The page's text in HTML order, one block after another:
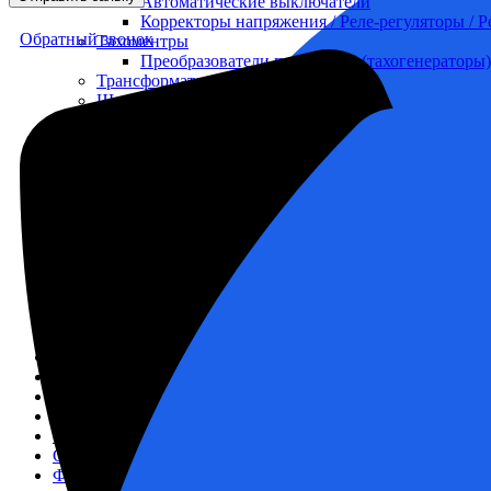
Корректоры напряжения / Реле-регуляторы
Тахоментры
Преобразователи первичные (тахогенераторы)
Трансформаторы
Щитовые приборы
Ампервольтметры / Вольтамперметры
Другие измерительные приборы
Частотомеры
Щитовые реле
Электродвигатели
М400 (401), М500, М756 ("Звезда")
Светильники судовые
Сигнализация и автоматика
Судовая запорная арматура
Фильтры и фильтроэлементы
Обратный звонок